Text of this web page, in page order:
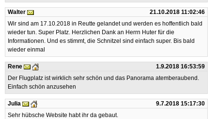
Walter
21.10.2018 11:02:46
Wir sind am 17.10.2018 in Reutte gelandet und werden es hoffentlich bald
wieder tun. Super Platz. Herzlichen Dank an Herrn Huter für die
Informationen. Und es stimmt, die Schnitzel sind einfach super. Bis bald
wieder einmal
Rene
1.9.2018 16:53:59
Der Flugplatz ist wirklich sehr schön und das Panorama atemberaubend.
Einfach schön anzusehen
Julia
9.7.2018 15:17:30
Sehr hübsche Website habt ihr da gebaut.